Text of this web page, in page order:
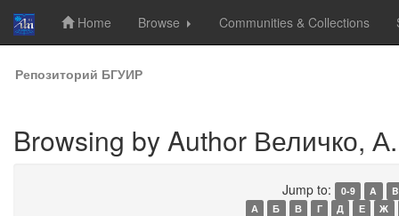
Skip
navigation
Home Browse Communities & Collections
Репозиторий БГУИР
Browsing by Author Величко,
Jump to: 0-9 A
B
А
Б В Г Д Е Ж